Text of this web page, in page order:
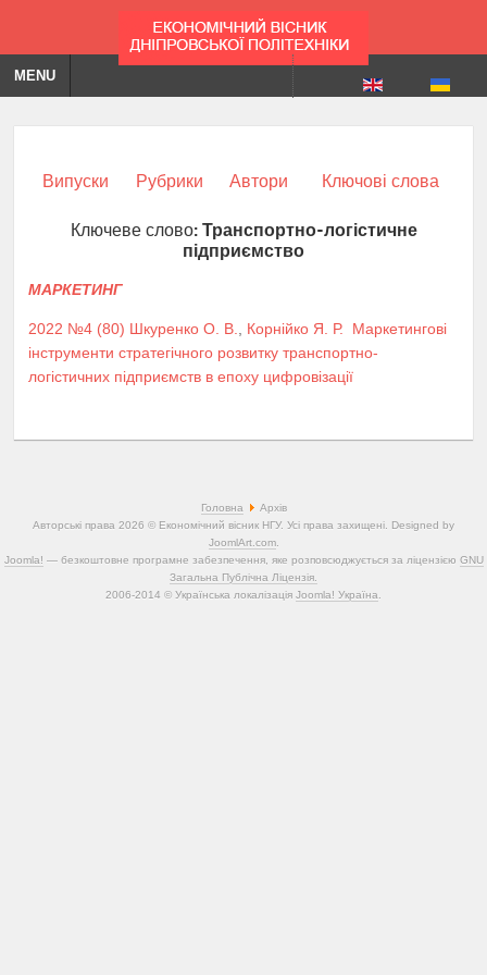
MENU
Випуски Рубрики Автори Ключові слова
Ключеве слово:Транспортно-логістичне
підприємство
МАРКЕТИНГ
2022 №4 (80) Шкуренко О. В. Корнійко Я. Р.
Маркетингові
інструменти стратегічного розвитку транспортно-
логістичних підприємств в епоху цифровізації
Головна
Архів
Авторські права 2026 © Економічний вісник НГУ. Усі права захищені. Designed by
JoomlArt.com.
Joomla! — безкоштовне програмне забезпечення, яке розповсюджується за ліцензією GNU
Загальна Публічна Ліцензія.
2006-2014 © Українська локалізація Joomla! Україна